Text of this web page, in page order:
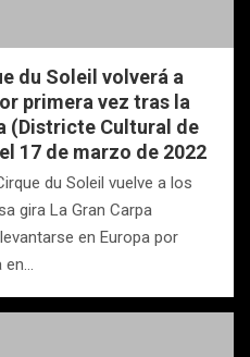
du Soleil volverá a
primera vez tras la
(Districte Cultural de
17 de marzo de 2022
du Soleil vuelve a los
gira La Gran Carpa
en Europa por
en…